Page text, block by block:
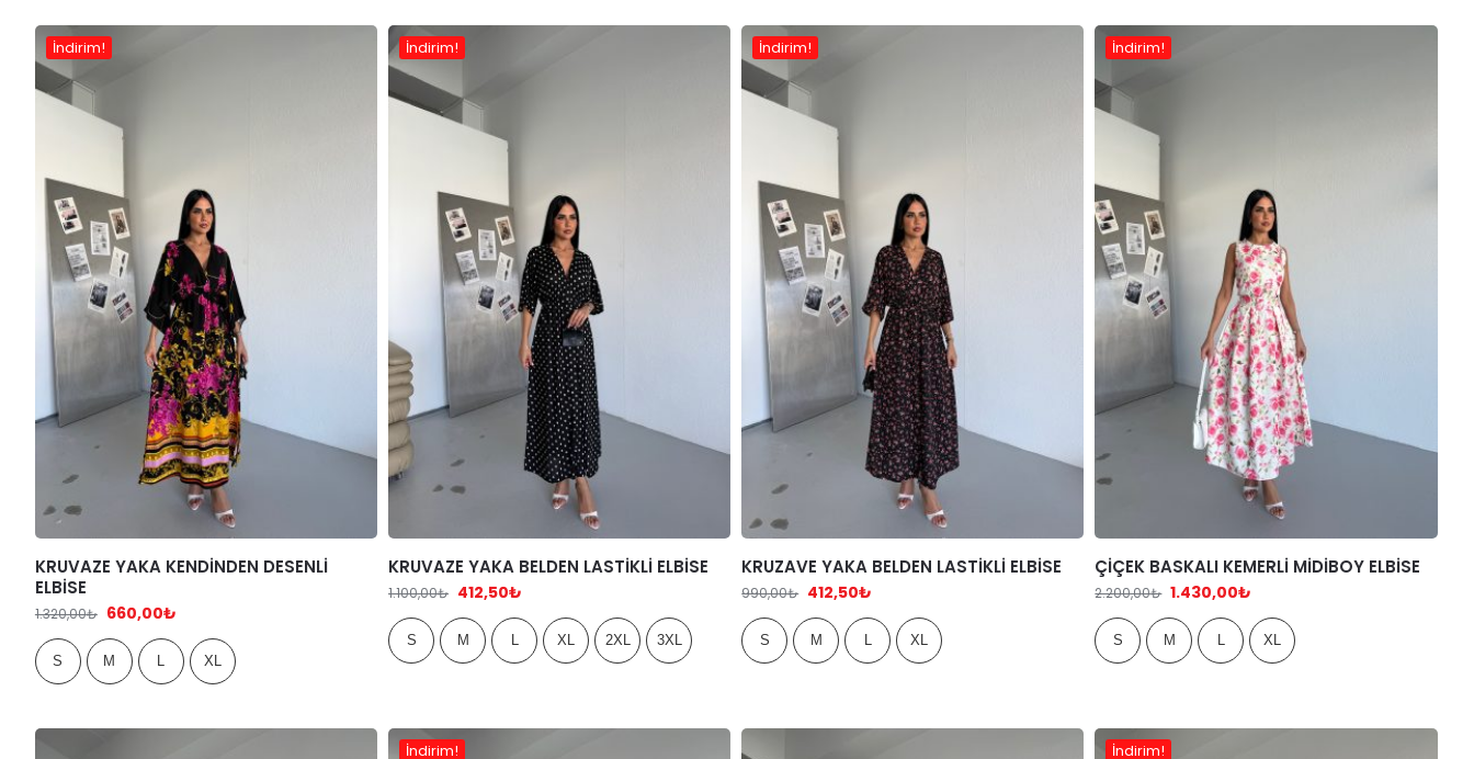
İndirim!
KRUVAZE YAKA KENDİNDEN DESENLİ
ELBİSE
1.320,00₺ 660,00₺
S M XL
İndirim!
KRUVAZE YAKA BELDEN LASTİKLİ ELBİSE
1.100,00₺ 412,50₺
S M XL 2XL 3XL
İndirim!
KRUZAVE YAKA BELDEN LASTİKLİ ELBİSE
990,00₺ 412,50₺
S M XL
İndirim!
ÇİÇEK BASKALI KEMERLİ MİDİBOY ELBİSE
2.200,00₺ 1.430,00₺
S M XL
İndirim! İndirim!